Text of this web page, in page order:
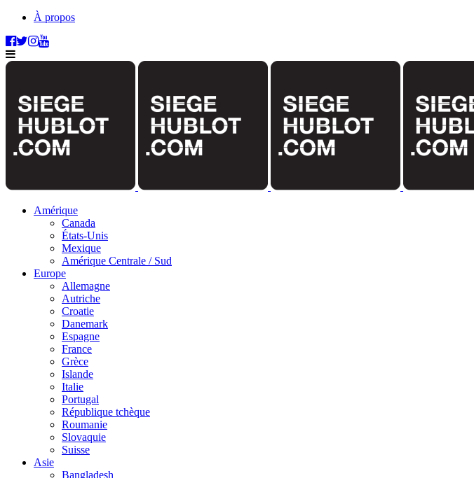
À propos
Amérique
Canada
États-Unis
Mexique
Amérique Centrale / Sud
Europe
Allemagne
Autriche
Croatie
Danemark
Espagne
France
Grèce
Islande
Italie
Portugal
République tchèque
Roumanie
Slovaquie
Suisse
Asie
Bangladesh